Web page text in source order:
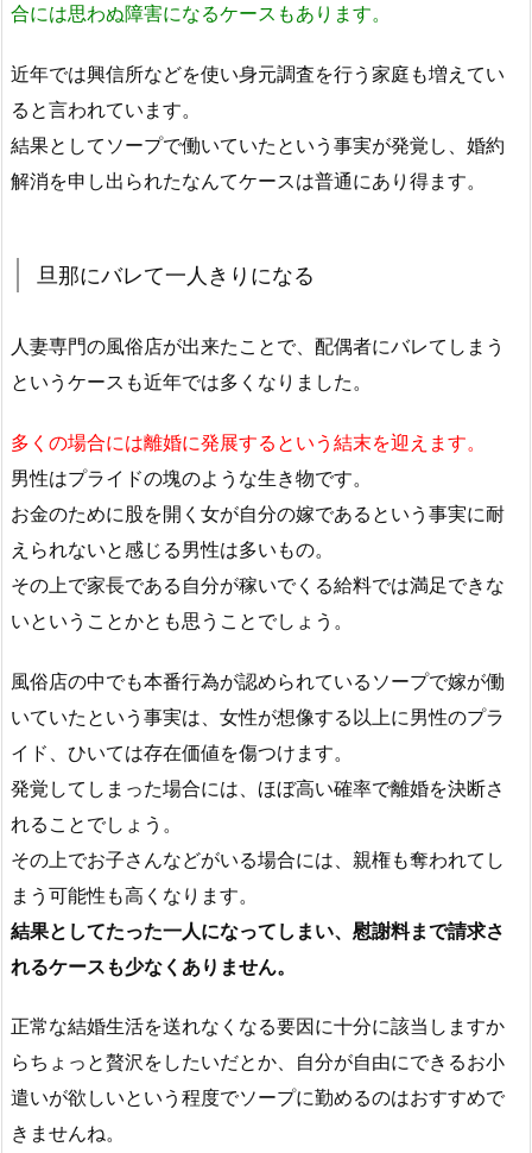
合には思わぬ障害になるケースもあります。
近年では興信所などを使い身元調査を行う家庭も増えてい
ると言われています。
結果としてソープで働いていたという事実が発覚し、婚約
解消を申し出られたなんてケースは普通にあり得ます。
旦那にバレて一人きりになる
人妻専門の風俗店が出来たことで、配偶者にバレてしまう
というケースも近年では多くなりました。
多くの場合には離婚に発展するという結末を迎えます。
男性はプライドの塊のような生き物です。
お金のために股を開く女が自分の嫁であるという事実に耐
えられないと感じる男性は多いもの。
その上で家長である自分が稼いでくる給料では満足できな
いということかとも思うことでしょう。
風俗店の中でも本番行為が認められているソープで嫁が働
いていたという事実は、女性が想像する以上に男性のプラ
イド、ひいては存在価値を傷つけます。
発覚してしまった場合には、ほぼ高い確率で離婚を決断さ
れることでしょう。
その上でお子さんなどがいる場合には、親権も奪われてし
まう可能性も高くなります。
結果としてたった一人になってしまい、慰謝料まで請求さ
れるケースも少なくありません。
正常な結婚生活を送れなくなる要因に十分に該当しますか
らちょっと贅沢をしたいだとか、自分が自由にできるお小
遣いが欲しいという程度でソープに勤めるのはおすすめで
きませんね。